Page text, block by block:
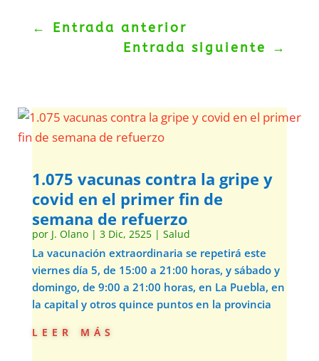
← Entrada anterior
Entrada siguiente
→
1.075 vacunas contra la gripe y
covid en el primer fin de
semana de refuerzo
por J. Olano| 3 Dic, 2525| Salud
La vacunación extraordinaria se repetirá este
viernes día 5, de 15:00 a 21:00 horas, y sábado y
domingo, de 9:00 a 21:00 horas, en La Puebla, en
la capital y otros quince puntos en la provincia
leer más